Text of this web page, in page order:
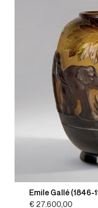
Emile Gallé (1846-
€ 27.600,00